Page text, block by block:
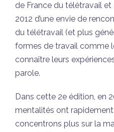
de France du télétravail et
2012 d’une envie de
du télétravail (et plus
formes de travail comme
connaître leurs
parole.
Dans cette 2e édition, en
mentalités ont
concentrons plus sur la